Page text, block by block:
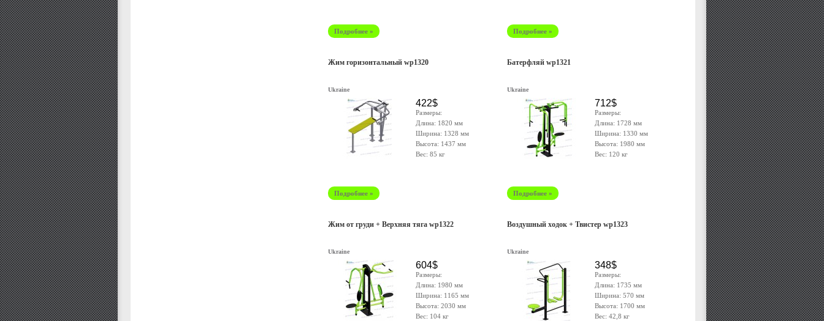
Подробнее » Подробнее »
Жим горизонтальный wp1320
Ukraine
422$
Размеры:
Длина: 1820 мм
Ширина: 1328 мм
Высота: 1437 мм
Вес: 85 кг
Подробнее »
Батерфляй wp1321
Ukraine
712$
Размеры:
Длина: 1728 мм
Ширина: 1330 мм
Высота: 1980 мм
Вес: 120 кг
Подробнее »
Жим от груди + Верхняя тяга wp1322
Ukraine
604$
Размеры:
Длина: 1980 мм
Ширина: 1165 мм
Высота: 2030 мм
Вес: 104 кг
Воздушный ходок + Твистер wp1323
Ukraine
348$
Размеры:
Длина: 1735 мм
Ширина: 570 мм
Высота: 1700 мм
Вес: 42,8 кг